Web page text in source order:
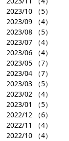
2023/10 （5）
2023/09 （4）
2023/08 （5）
2023/07 （4）
2023/06 （4）
2023/05 （7）
2023/04 （7）
2023/03 （5）
2023/02 （4）
2023/01
（5）
2022/12 （6）
2022/11
（4）
2022/10 （4）